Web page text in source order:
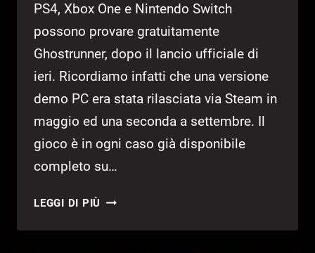
PS4, Xbox One e Nintendo Switch
possono provare gratuitamente
Ghostrunner, dopo il lancio ufficiale di
ieri. Ricordiamo infatti che una versione
demo PC era stata rilasciata via Steam in
maggio ed una seconda a settembre. Il
gioco è in ogni caso già disponibile
completo su…
LEGGI DI PIÙ GHOSTRUNNER:
CONSOLE